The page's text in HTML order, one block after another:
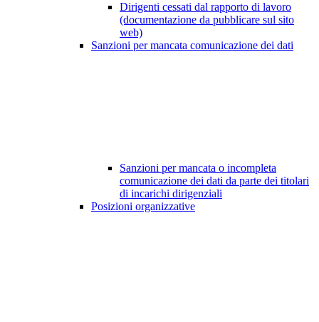
Dirigenti cessati dal rapporto di lavoro
(documentazione da pubblicare sul sito
web)
Sanzioni per mancata comunicazione dei dati
Sanzioni per mancata o incompleta
comunicazione dei dati da parte dei titolari
di incarichi dirigenziali
Posizioni organizzative